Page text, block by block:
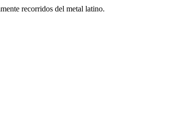
recorridos del metal latino.